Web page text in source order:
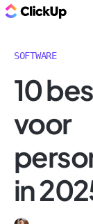
SOFTWARE
10
voor
in